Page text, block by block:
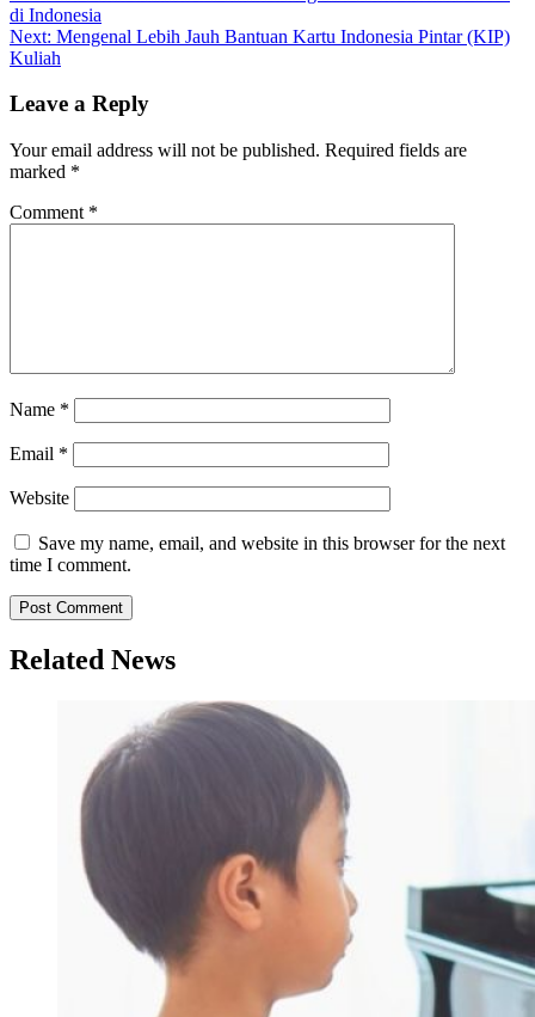
di Indonesia
Next: Mengenal Lebih Jauh Bantuan Kartu Indonesia Pintar (KIP)
Kuliah
Leave a Reply
Your email address will not be published. Required fields are
marked *
Comment *
Name *
Email *
Website
Save my name, email, and website in this browser for the next
time I comment.
Related News